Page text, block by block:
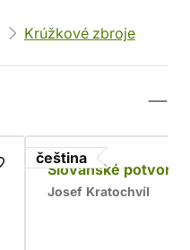
Krúžkové zbroje
čeština
Slovanské potvory
Josef Kratochvíl